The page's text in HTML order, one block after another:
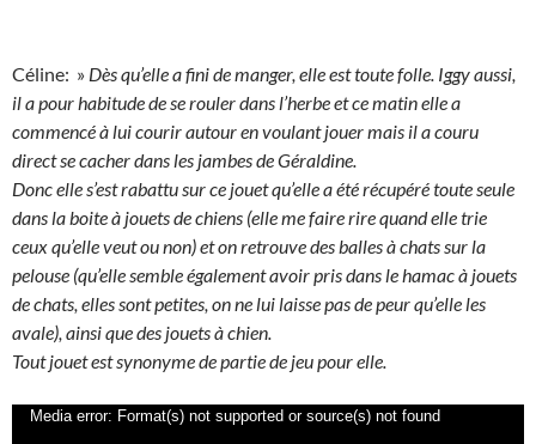
Céline: » Dès qu’elle a fini de manger, elle est toute folle. Iggy aussi,
il a pour habitude de se rouler dans l’herbe et ce matin elle a
commencé à lui courir autour en voulant jouer mais il a couru
direct se cacher dans les jambes de Géraldine.
Donc elle s’est rabattu sur ce jouet qu’elle a été récupéré toute seule
dans la boite à jouets de chiens (elle me faire rire quand elle trie
ceux qu’elle veut ou non) et on retrouve des balles à chats sur la
pelouse (qu’elle semble également avoir pris dans le hamac à jouets
de chats, elles sont petites, on ne lui laisse pas de peur qu’elle les
avale), ainsi que des jouets à chien.
Tout jouet est synonyme de partie de jeu pour elle.
Lecteur
Media error: Format(s) not supported or source(s) not found